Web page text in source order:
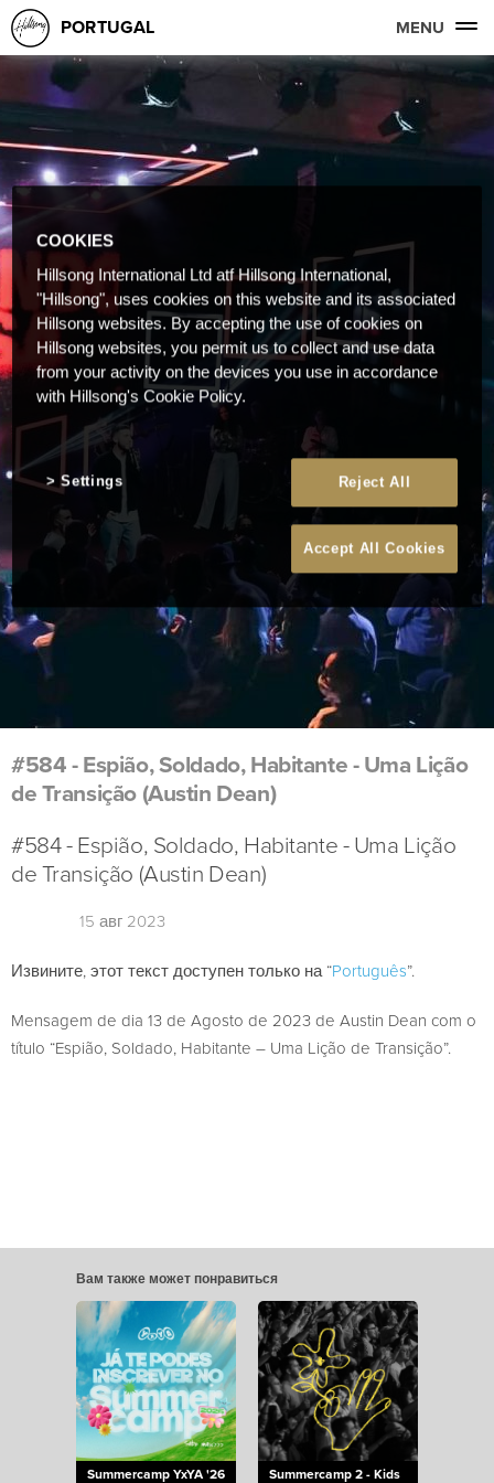
PORTUGAL MENU
#584 - Espião, Soldado, Habitante - Uma Lição
de Transição (Austin Dean)
#584 - Espião, Soldado, Habitante - Uma Lição
de Transição (Austin Dean)
15 авг 2023
Извините, этот текст доступен только на “Português”.
Mensagem de dia 13 de Agosto de 2023 de Austin Dean com o
título “Espião, Soldado, Habitante – Uma Lição de Transição”.
Вам также может понравиться
Summercamp YxYA '26
Summercamp 2 - Kids
COOKIES
Hillsong International Ltd atf Hillsong International,
"Hillsong", uses cookies on this website and its associated
Hillsong websites. By accepting the use of cookies on
Hillsong websites, you permit us to collect and use data
from your activity on the devices you use in accordance
with Hillsong's Cookie Policy.
Reject All
Accept All Cookies
Settings